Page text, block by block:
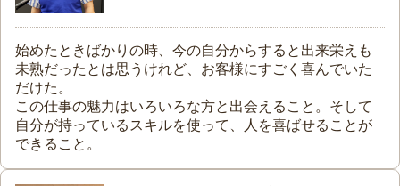
始めたときばかりの時、今の自分からすると出来栄えも
未熟だったとは思うけれど、お客様にすごく喜んでいた
だけた。
この仕事の魅力はいろいろな方と出会えること。そして
自分が持っているスキルを使って、人を喜ばせることが
できること。